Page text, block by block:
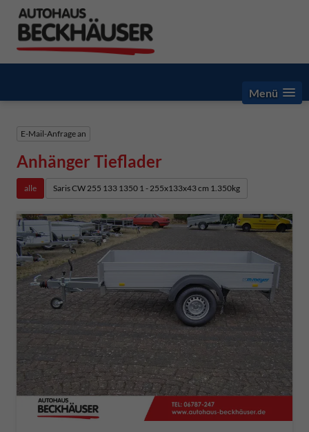
Menü
E-Mail-Anfrage an
Anhänger Tieflader
alle Saris CW 255 133 1350 1 - 255x133x43 cm 1.350kg